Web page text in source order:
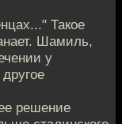
Такое
Шамиль,
у
решение